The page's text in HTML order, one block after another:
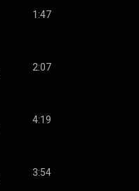
1:47
2:07
4:19
3:54